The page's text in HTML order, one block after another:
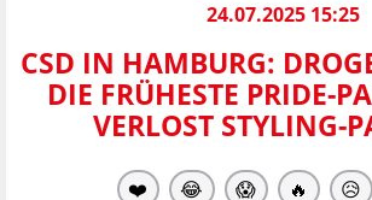
24.07.2025 15:25
CSD IN HAMBURG:
DIE FRÜHESTE PRIDE-
VERLOST STYLING-
❤️ 😂 😱 🔥 😥